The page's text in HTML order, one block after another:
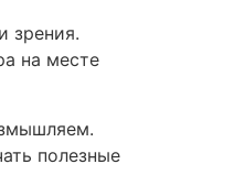
зрения.
на месте
полезные